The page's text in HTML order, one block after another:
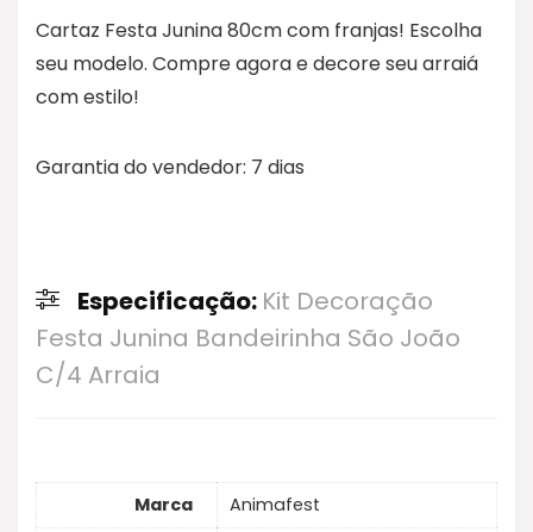
Cartaz Festa Junina 80cm com franjas! Escolha
seu modelo. Compre agora e decore seu arraiá
com estilo!
Garantia do vendedor: 7 dias
Especificação: Kit Decoração
Festa Junina Bandeirinha São João
C/4 Arraia
Marca Animafest